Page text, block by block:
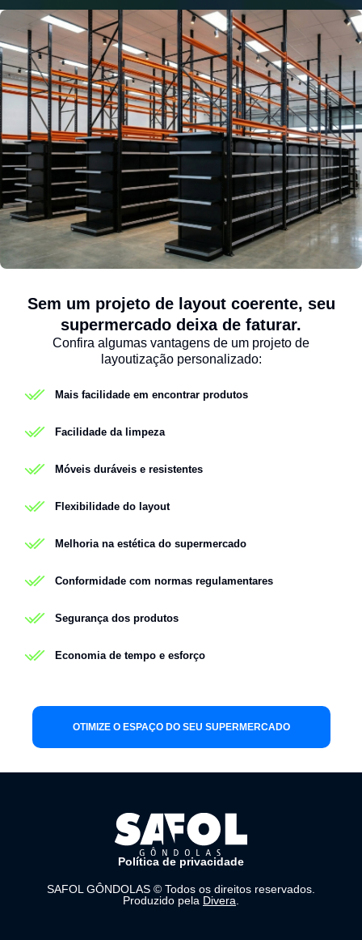
Sem um projeto de layout coerente, seu
supermercado deixa de faturar.
Confira algumas vantagens de um projeto de
layoutização personalizado:
Mais facilidade em encontrar produtos
Facilidade da limpeza
Móveis duráveis e resistentes
Flexibilidade do layout
Melhoria na estética do supermercado
Conformidade com normas regulamentares
Segurança dos produtos
Economia de tempo e esforço
OTIMIZE O ESPAÇO DO SEU SUPERMERCADO
Política de privacidade
SAFOL GÔNDOLAS © Todos os direitos reservados.
Produzido pela Divera